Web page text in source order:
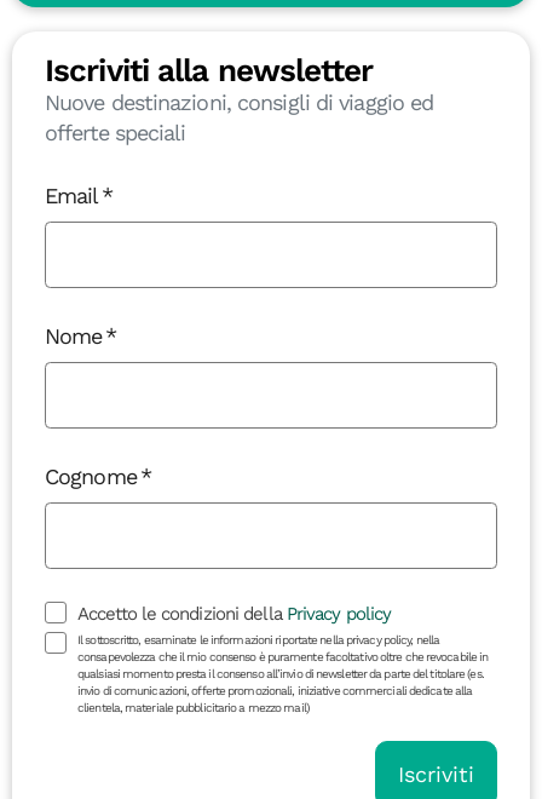
Iscriviti alla newsletter
Nuove destinazioni, consigli di viaggio ed
offerte speciali
Email
Nome
Cognome
Accetto le condizioni della Privacy policy
Il sottoscritto, esaminate le informazioni riportate nella privacy policy, nella
consapevolezza che il mio consenso è puramente facoltativo oltre che revocabile in
qualsiasi momento presta il consenso all’invio di newsletter da parte del titolare (es.
invio di comunicazioni, offerte promozionali, iniziative commerciali dedicate alla
clientela, materiale pubblicitario a mezzo mail)
Iscriviti